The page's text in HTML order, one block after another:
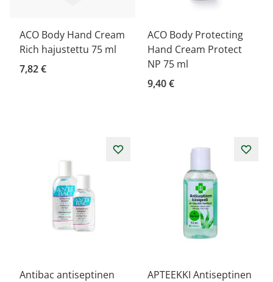
ACO Body Hand Cream
Rich hajustettu 75 ml
7,82 €
ACO Body Protecting
Hand Cream Protect
NP 75 ml
9,40 €
Antibac antiseptinen
APTEEKKI Antiseptinen